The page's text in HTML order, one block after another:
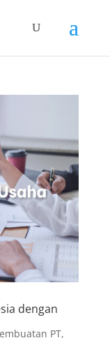
dengan
PT,